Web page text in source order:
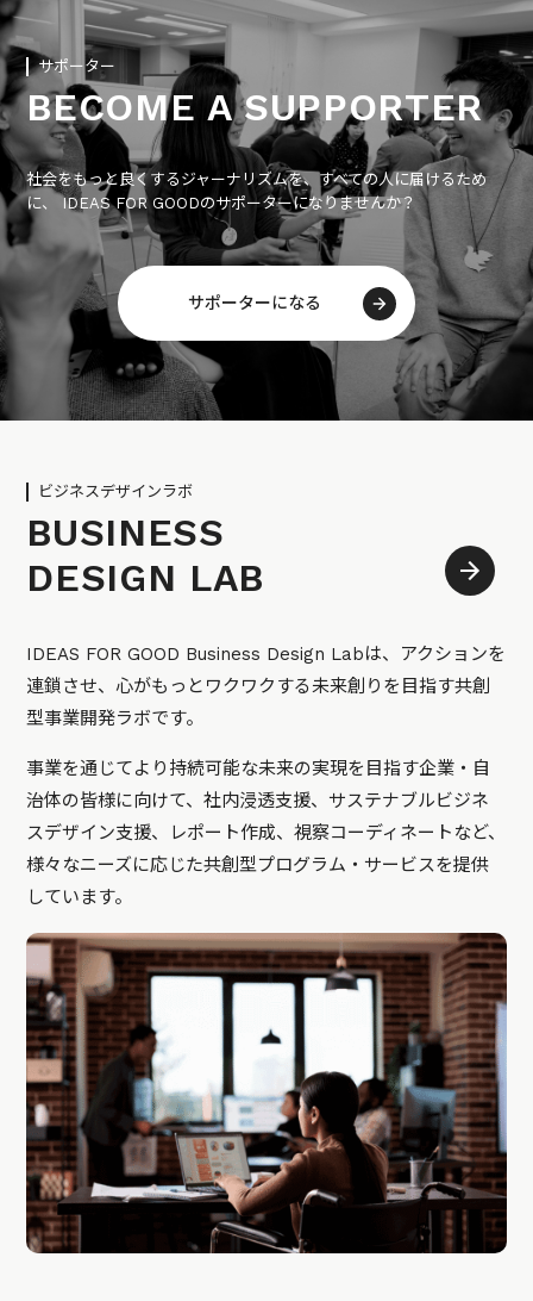
サポーター
BECOME A SUPPORTER
社会をもっと良くするジャーナリズムを、すべての人に届けるため
に、 IDEAS FOR GOODのサポーターになりませんか？
サポーターになる
ビジネスデザインラボ
BUSINESS
DESIGN LAB
IDEAS FOR GOOD Business Design Labは、アクションを
連鎖させ、心がもっとワクワクする未来創りを目指す共創
型事業開発ラボです。
事業を通じてより持続可能な未来の実現を目指す企業・自
治体の皆様に向けて、社内浸透支援、サステナブルビジネ
スデザイン支援、レポート作成、視察コーディネートなど、
様々なニーズに応じた共創型プログラム・サービスを提供
しています。